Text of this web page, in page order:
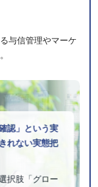
与信管理やマーケ
認」という実
れない実態把
択肢「グロー